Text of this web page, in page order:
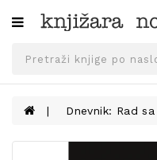
Kategorije
SVEUČILIŠNA
UDŽBENICI
KNJIGE
Dnevnik: Rad